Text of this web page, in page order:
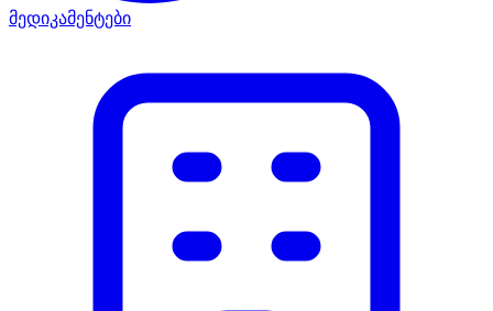
მედიკამენტები